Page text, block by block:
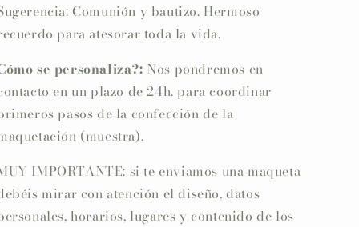
Comunión y bautizo. Hermoso
para atesorar toda la vida.
se personaliza?: Nos pondremos en
en un plazo de 24h. para coordinar
pasos de la confección de la
(muestra).
IMPORTANTE: si te enviamos una maqueta
mirar con atención el diseño, datos
horarios, lugares y contenido de los